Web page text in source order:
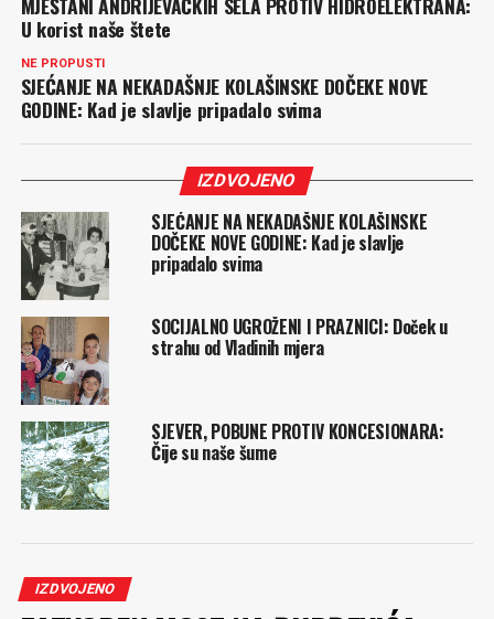
U korist naše štete
NE PROPUSTI
SJEĆANJE NA NEKADAŠNJE KOLAŠINSKE DOČEKE NOVE
GODINE: Kad je slavlje pripadalo svima
IZDVOJENO
SJEĆANJE NA NEKADAŠNJE KOLAŠINSKE
DOČEKE NOVE GODINE: Kad je slavlje
pripadalo svima
SOCIJALNO UGROŽENI I PRAZNICI: Doček u
strahu od Vladinih mjera
SJEVER, POBUNE PROTIV KONCESIONARA:
Čije su naše šume
IZDVOJENO